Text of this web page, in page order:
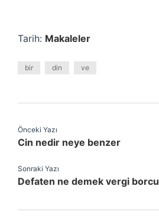
Tarih: Makaleler
bir din ve
Önceki Yazı
Cin nedir neye benzer
Sonraki Yazı
Defaten ne demek vergi borcu